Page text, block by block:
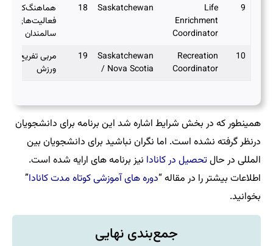
9
Life
Enrichment
Coordinator
Saskatchewan
18
هماهنگ‌کننده
فعالیت‌های
سالمندان
10
Recreation
Coordinator
Saskatchewan
/ Nova Scotia
19
مربی تفریح و
ورزش
همینطور که در بخش شرایط اشاره شد این برنامه برای دانشجویان
درنظر گرفته نشده است. اما نگران نباشید برای دانشجویان بین
المللی در حالتحصیل در کانادا نیز برنامه های ارایه شده است.
اطلاعات بیشتر را در مقاله “دوره‌ های آموزشی کوتاه مدت کانادا”
بخوانید.
جمع‌بندی نهایی